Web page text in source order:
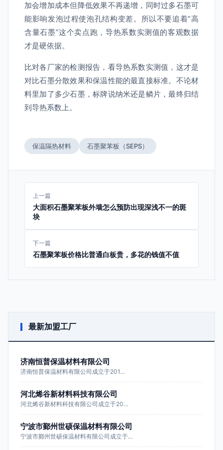
加会增加成本但降低效果不再递增，同时过多石墨可
能影响发泡过程使泡孔结构变差。所以不要追着“高
含量石墨”这个卖点跑，导热系数实测值的客观数据
才是硬依据。
比对各厂家的检测报告，看导热系数实测值，这才是
对比石墨分散效果和保温性能的最直接标准。不论材
料里加了多少石墨，标牌说纳米还是鳞片，最终归结
到导热系数上。
保温隔热材料 石墨聚苯板（SEPS）
上一篇
大面积石墨聚苯板外墙怎么预防出现深浅不一的斑
块
下一篇
石墨聚苯板价格比普通白板贵，多花的钱值不值
最新加盟工厂
济南恒普保温材料有限公司
济南恒普保温材料有限公司成立于201…
河北烯谷新材料科技有限公司
河北烯谷新材料科技有限公司成立于20…
宁波市鄞州世硕保温材料有限公司
宁波市鄞州世硕保温材料有限公司成立于…